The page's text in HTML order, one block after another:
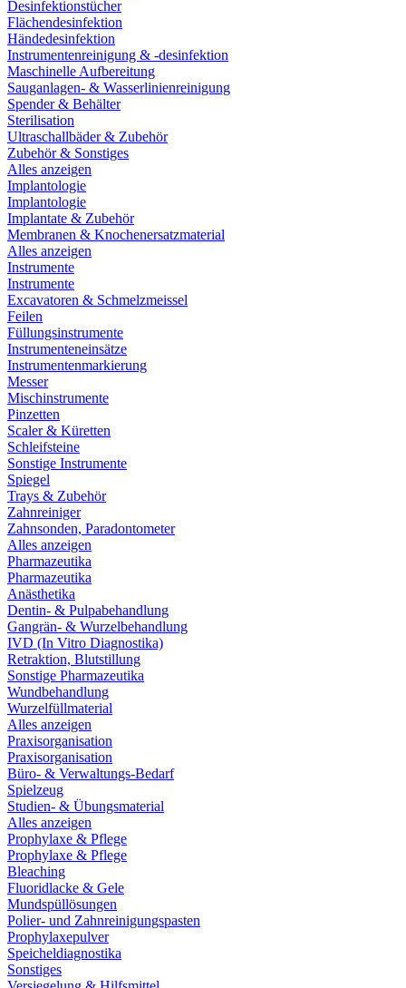
Desinfektionstücher
Flächendesinfektion
Händedesinfektion
Instrumentenreinigung & -desinfektion
Maschinelle Aufbereitung
Sauganlagen- & Wasserlinienreinigung
Spender & Behälter
Sterilisation
Ultraschallbäder & Zubehör
Zubehör & Sonstiges
Alles anzeigen
Implantologie
Implantologie
Implantate & Zubehör
Membranen & Knochenersatzmaterial
Alles anzeigen
Instrumente
Instrumente
Excavatoren & Schmelzmeissel
Feilen
Füllungsinstrumente
Instrumenteneinsätze
Instrumentenmarkierung
Messer
Mischinstrumente
Pinzetten
Scaler & Küretten
Schleifsteine
Sonstige Instrumente
Spiegel
Trays & Zubehör
Zahnreiniger
Zahnsonden, Paradontometer
Alles anzeigen
Pharmazeutika
Pharmazeutika
Anästhetika
Dentin- & Pulpabehandlung
Gangrän- & Wurzelbehandlung
IVD (In Vitro Diagnostika)
Retraktion, Blutstillung
Sonstige Pharmazeutika
Wundbehandlung
Wurzelfüllmaterial
Alles anzeigen
Praxisorganisation
Praxisorganisation
Büro- & Verwaltungs-Bedarf
Spielzeug
Studien- & Übungsmaterial
Alles anzeigen
Prophylaxe & Pflege
Prophylaxe & Pflege
Bleaching
Fluoridlacke & Gele
Mundspüllösungen
Polier- und Zahnreinigungspasten
Prophylaxepulver
Speicheldiagnostika
Sonstiges